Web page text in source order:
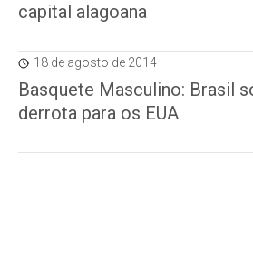
capital alagoana
18 de agosto de 2014
Basquete Masculino: Brasil
derrota para os EUA